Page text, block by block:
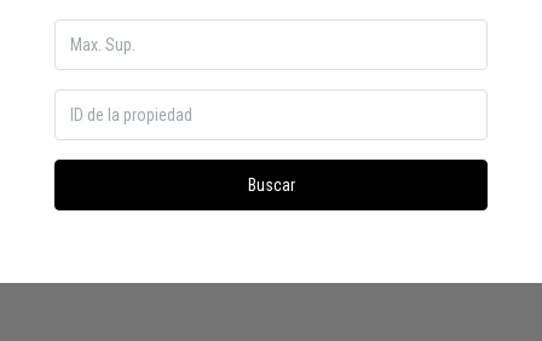
Buscar